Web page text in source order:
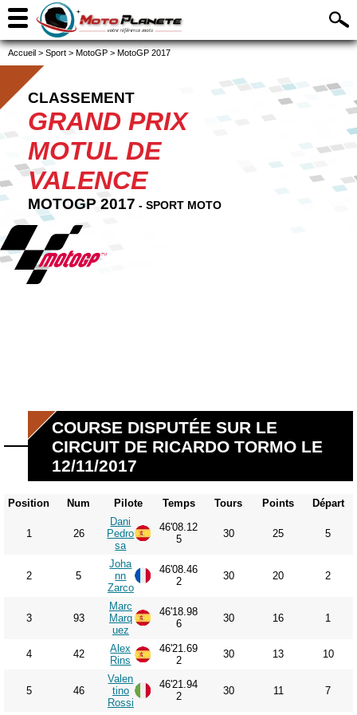
Accueil > Sport > MotoGP > MotoGP 2017
CLASSEMENT
GRAND PRIX
MOTUL DE
VALENCE
MOTOGP 2017 - SPORT MOTO
COURSE DISPUTÉE SUR LE
CIRCUIT DE RICARDO TORMO LE
12/11/2017
Position Num Pilote Temps Tours Points Départ
1 26
Dani
Pedro
sa
46'08.12
5
30 25 5
2 5
Joha
nn
Zarco
46'08.46
2
30 20 2
3 93
Marc
Marq
uez
46'18.98
6
30 16 1
4 42
Alex
Rins
46'21.69
2
30 13 10
5 46
Valen
tino
Rossi
46'21.94
2
30 11 7